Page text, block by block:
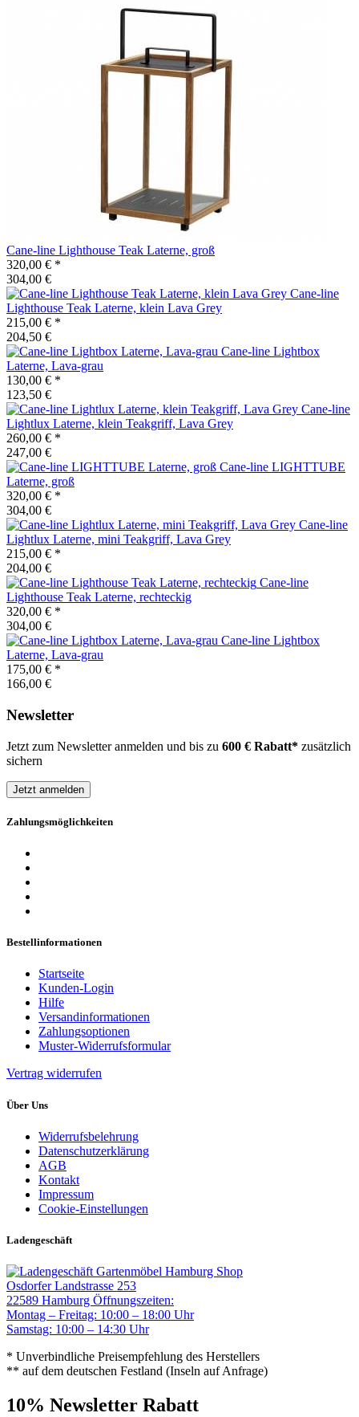
Cane-line Lighthouse Teak Laterne, groß
320,00 € *
304,00 €
Cane-line
Lighthouse Teak Laterne, klein Lava Grey
215,00 € *
204,50 €
Cane-line Lightbox
Laterne, Lava-grau
130,00 € *
123,50 €
Cane-line
Lightlux Laterne, klein Teakgriff, Lava Grey
260,00 € *
247,00 €
Cane-line LIGHTTUBE
Laterne, groß
320,00 € *
304,00 €
Cane-line
Lightlux Laterne, mini Teakgriff, Lava Grey
215,00 € *
204,00 €
Cane-line
Lighthouse Teak Laterne, rechteckig
320,00 € *
304,00 €
Cane-line Lightbox
Laterne, Lava-grau
175,00 € *
166,00 €
Newsletter
Jetzt zum Newsletter anmelden und bis zu 600 € Rabatt* zusätzlich
sichern
Jetzt anmelden
Zahlungsmöglichkeiten
Bestellinformationen
Startseite
Kunden-Login
Hilfe
Versandinformationen
Zahlungsoptionen
Muster-Widerrufsformular
Vertrag widerrufen
Über Uns
Widerrufsbelehrung
Datenschutzerklärung
AGB
Kontakt
Impressum
Cookie-Einstellungen
Ladengeschäft
Gartenmöbel Hamburg Shop
Osdorfer Landstrasse 253
22589 Hamburg Öffnungszeiten:
Montag – Freitag: 10:00 – 18:00 Uhr
Samstag: 10:00 – 14:30 Uhr
* Unverbindliche Preisempfehlung des Herstellers
** auf dem deutschen Festland (Inseln auf Anfrage)
10% Newsletter Rabatt